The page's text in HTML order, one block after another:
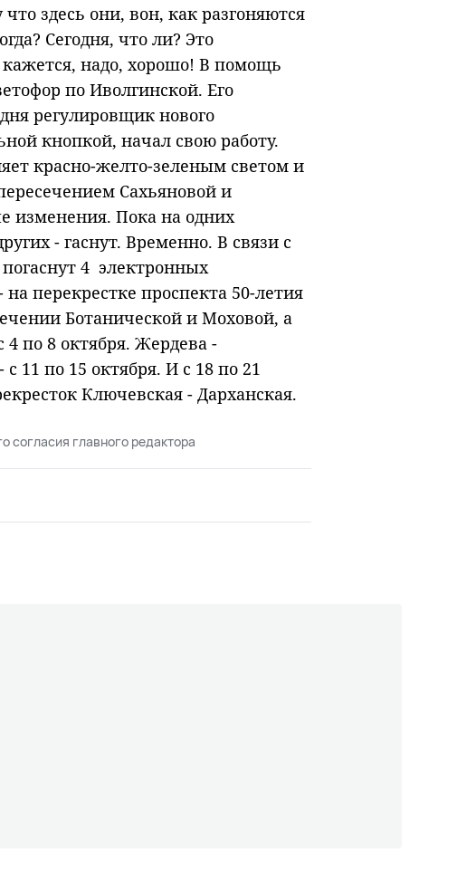
здесь они, вон, как разгоняются
Сегодня, что ли? Это
надо, хорошо! В помощь
по Иволгинской. Его
регулировщик нового
кнопкой, начал свою работу.
красно-желто-зеленым светом и
Сахьяновой и
изменения. Пока на одних
- гаснут. Временно. В связи с
4 электронных
перекрестке проспекта 50-летия
Ботанической и Моховой, а
по 8 октября. Жердева -
11 по 15 октября. И с 18 по 21
Ключевская - Дарханская.
согласия главного редактора